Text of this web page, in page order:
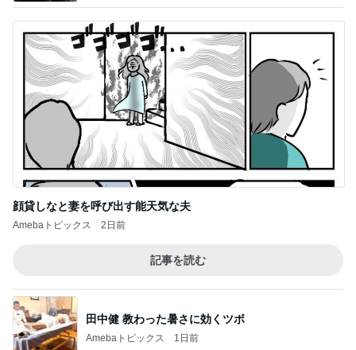
顔貸しなと妻を呼び出す能天気な夫
Amebaトピックス 2日前
記事を読む
田中健 教わった暑さに効くツボ
Amebaトピックス 1日前